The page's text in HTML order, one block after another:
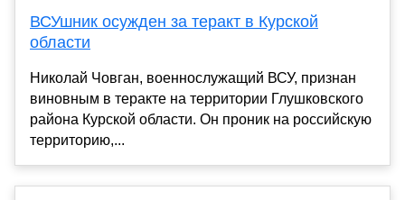
ВСУшник осужден за теракт в Курской
области
Николай Човган, военнослужащий ВСУ, признан
виновным в теракте на территории Глушковского
района Курской области. Он проник на российскую
территорию,...